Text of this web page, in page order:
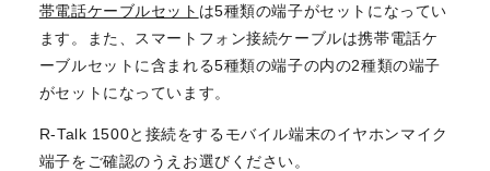
帯電話ケーブルセット は5種類の端子がセットになってい
ます。また、スマートフォン接続ケーブルは携帯電話ケ
ーブルセットに含まれる5種類の端子の内の2種類の端子
がセットになっています。
R-Talk 1500と接続をするモバイル端末のイヤホンマイク
端子をご確認のうえお選びください。